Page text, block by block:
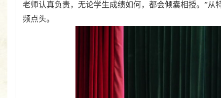
老师认真负责，无论学生成绩如何，都会倾囊相授。”
频点头。